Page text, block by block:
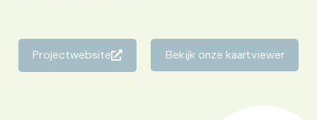
Projectwebsite Bekijk onze kaartviewer